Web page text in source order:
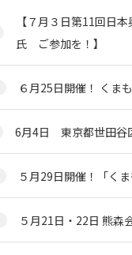
【７月３日第11回日
氏 ご参加を！】
６月25日開催！ くま
6月4日 東京都世田谷
５月29日開催！「く
５月21日・22日 熊森